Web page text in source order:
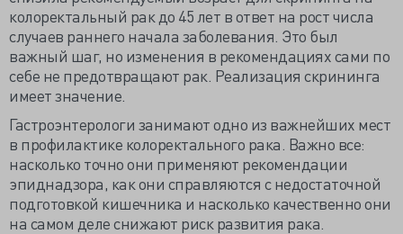
колоректальный рак до 45 лет в ответ на рост числа
случаев раннего начала заболевания. Это был
важный шаг, но изменения в рекомендациях сами по
себе не предотвращают рак. Реализация скрининга
имеет значение.
Гастроэнтерологи занимают одно из важнейших мест
в профилактике колоректального рака. Важно все:
насколько точно они применяют рекомендации
эпиднадзора, как они справляются с недостаточной
подготовкой кишечника и насколько качественно они
на самом деле снижают риск развития рака.